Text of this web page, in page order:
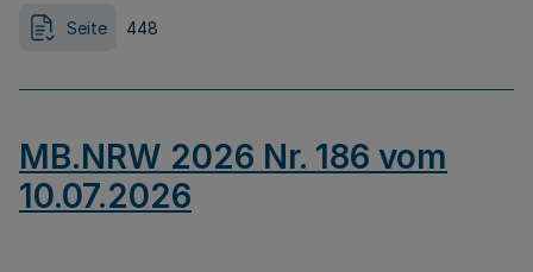
Seite 448
MB.NRW 2026 Nr. 186 vom
10.07.2026